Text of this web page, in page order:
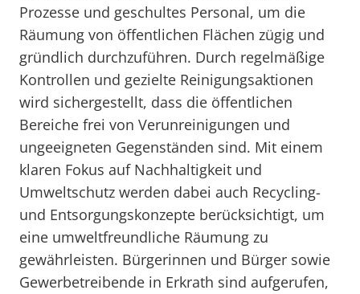
Prozesse und geschultes Personal, um die
Räumung von öffentlichen Flächen zügig und
gründlich durchzuführen. Durch regelmäßige
Kontrollen und gezielte Reinigungsaktionen
wird sichergestellt, dass die öffentlichen
Bereiche frei von Verunreinigungen und
ungeeigneten Gegenständen sind. Mit einem
klaren Fokus auf Nachhaltigkeit und
Umweltschutz werden dabei auch Recycling-
und Entsorgungskonzepte berücksichtigt, um
eine umweltfreundliche Räumung zu
gewährleisten. Bürgerinnen und Bürger sowie
Gewerbetreibende in Erkrath sind aufgerufen,